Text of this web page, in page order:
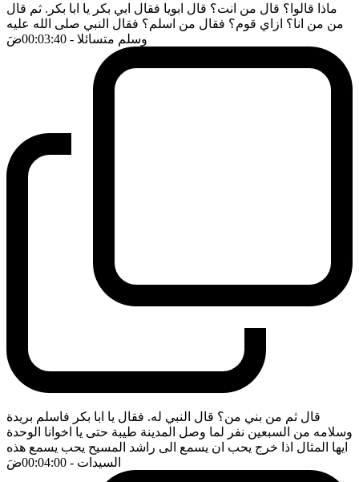
ماذا قالوا؟ قال من انت؟ قال ابويا فقال ابي بكر يا ابا بكر. ثم قال
من من انا؟ ازاي قوم؟ فقال من اسلم؟ فقال النبي صلى الله عليه
وسلم متسائلا - 00:03:40 ضَ
قال ثم من بني من؟ قال النبي له. فقال يا ابا بكر فاسلم بريدة
وسلامه من السبعين نفر لما وصل المدينة طيبة حتى يا اخوانا الوحدة
ايها المثال اذا خرج يحب ان يسمع الى راشد المسيح يحب يسمع هذه
السيدات - 00:04:00 ضَ